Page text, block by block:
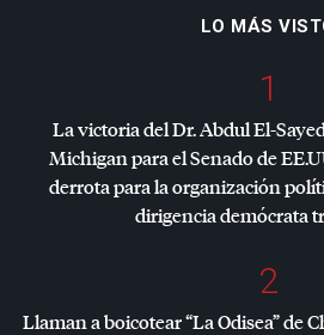
LO MÁS
1
La victoria del Dr. Abdul El-
Michigan para el Senado de
derrota para la organización
dirigencia demócrata
2
Llaman a boicotear “La Odisea” de